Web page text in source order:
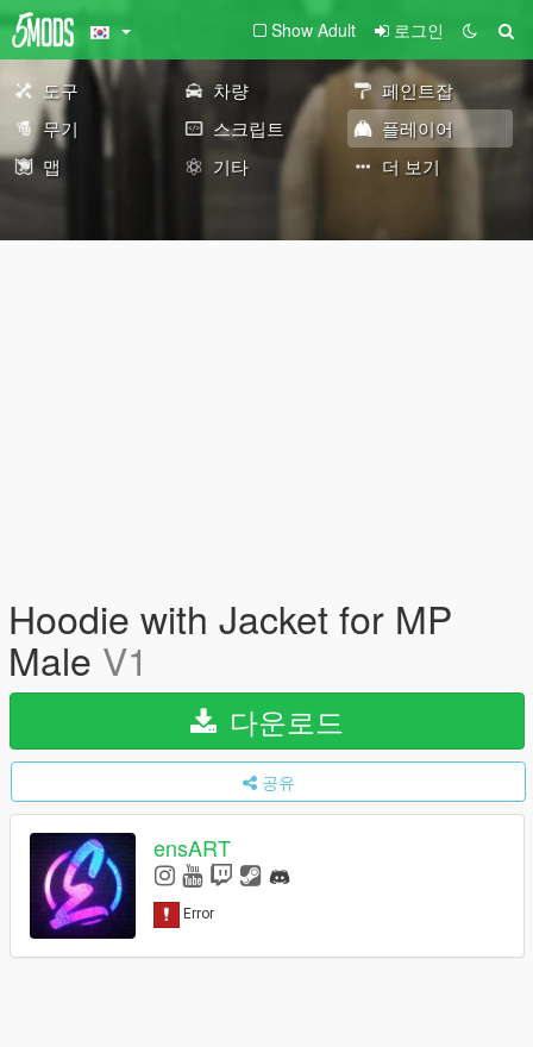
Show Adult 로그인
도구 차량
페인트잡
무기
스크립트
플레이어
맵
기타 더 보기
Hoodie with Jacket for MP
Male V1
다운로드
공유
ensART